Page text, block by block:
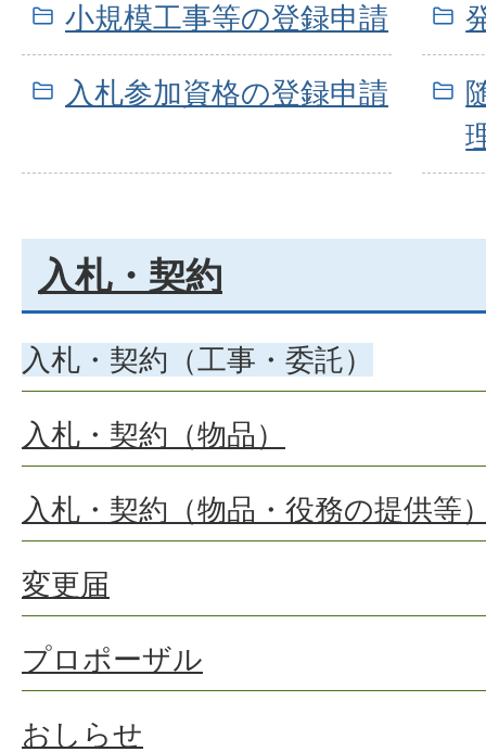
小規模工事等の登録申請
入札参加資格の登録申請
入札・契約
入札・契約（工事・委託）
入札・契約（物品）
入札・契約（物品・役務の提供等
変更届
プロポーザル
おしらせ